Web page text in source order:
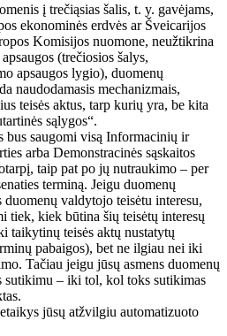
į trečiąsias šalis, t. y. gavėjams,
ekonominės erdvės ar Šveicarijos
Komisijos nuomone, neužtikrina
(trečiosios šalys,
apsaugos lygio), duomenų
naudodamasis mechanizmais,
teisės aktus, tarp kurių yra, be kita
sąlygos“.
bus saugomi visą Informacinių ir
arba Demonstracinės sąskaitos
taip pat po jų nutraukimo – per
terminą. Jeigu duomenų
valdytojo teisėtu interesu,
tiek, kiek būtina šių teisėtų interesų
taikytinų teisės aktų nustatytų
pabaigos), bet ne ilgiau nei iki
Tačiau jeigu jūsų asmens duomenų
sutikimu – iki tol, kol toks sutikimas
jūsų atžvilgiu automatizuoto